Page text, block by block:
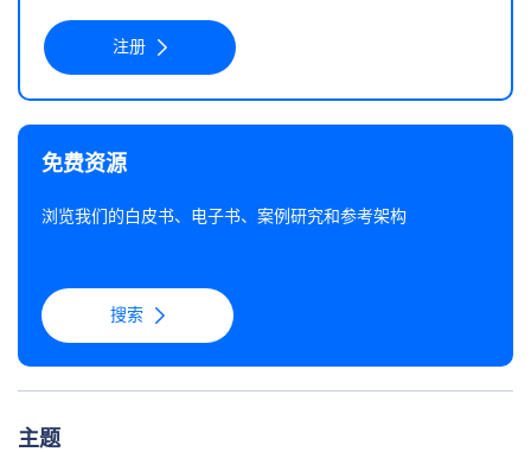
注册
免费资源
浏览我们的白皮书、电子书、案例研究和参考架构
搜索
主题